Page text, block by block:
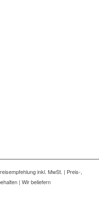
inkl. MwSt. | Preis-,
| Wir beliefern